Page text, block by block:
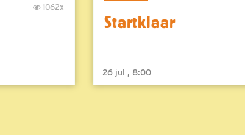
1062x
Startklaar
26 jul , 8:00